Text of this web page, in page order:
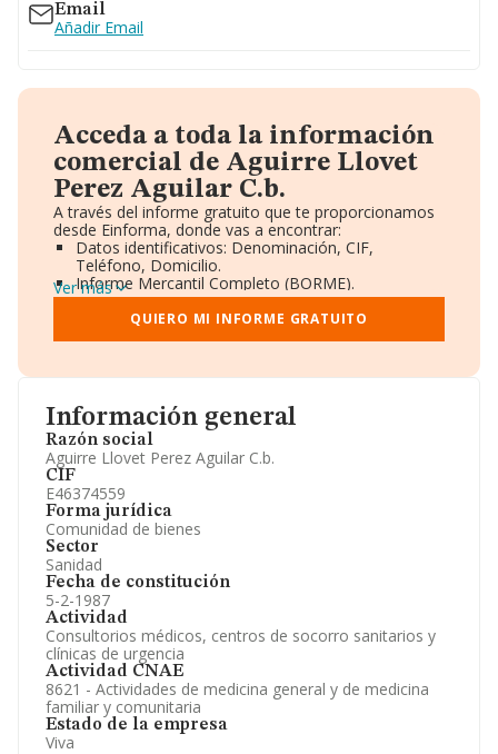
Información general
Razón social
Aguirre Llovet Perez Aguilar C.b.
CIF
E46374559
Forma jurídica
Comunidad de bienes
Sector
Sanidad
Fecha de constitución
5-2-1987
Actividad
Consultorios médicos, centros de socorro sanitarios y
clínicas de urgencia
Actividad CNAE
8621 - Actividades de medicina general y de medicina
familiar y comunitaria
Estado de la empresa
Viva
Email
Añadir Email
Acceda a toda la información
comercial de Aguirre Llovet
Perez Aguilar C.b.
A través del informe gratuito que te proporcionamos
desde Einforma, donde vas a encontrar:
Datos identificativos: Denominación, CIF,
Teléfono, Domicilio.
Informe Mercantil Completo (BORME).
Gráficos de Evolución Ventas y Empleados.
Consejo de Administración y Administradores.
Directivos y Ejecutivos.
Información oficial y registral complementaria.
Ver más
QUIERO MI INFORME GRATUITO